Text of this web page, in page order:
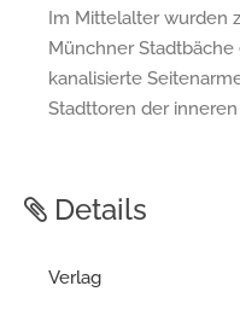
Im Mittelalter wurden
Münchner
kanalisierte
Stadttoren der
Details
Verlag